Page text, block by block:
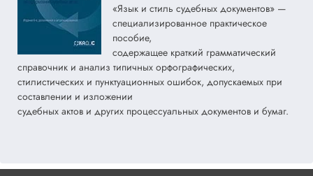
«Язык и стиль судебных документов» —
специализированное практическое
пособие,
содержащее краткий грамматический
справочник и анализ типичных орфографических,
стилистических и пунктуационных ошибок, допускаемых при
составлении и изложении
судебных актов и других процессуальных документов и бумаг.